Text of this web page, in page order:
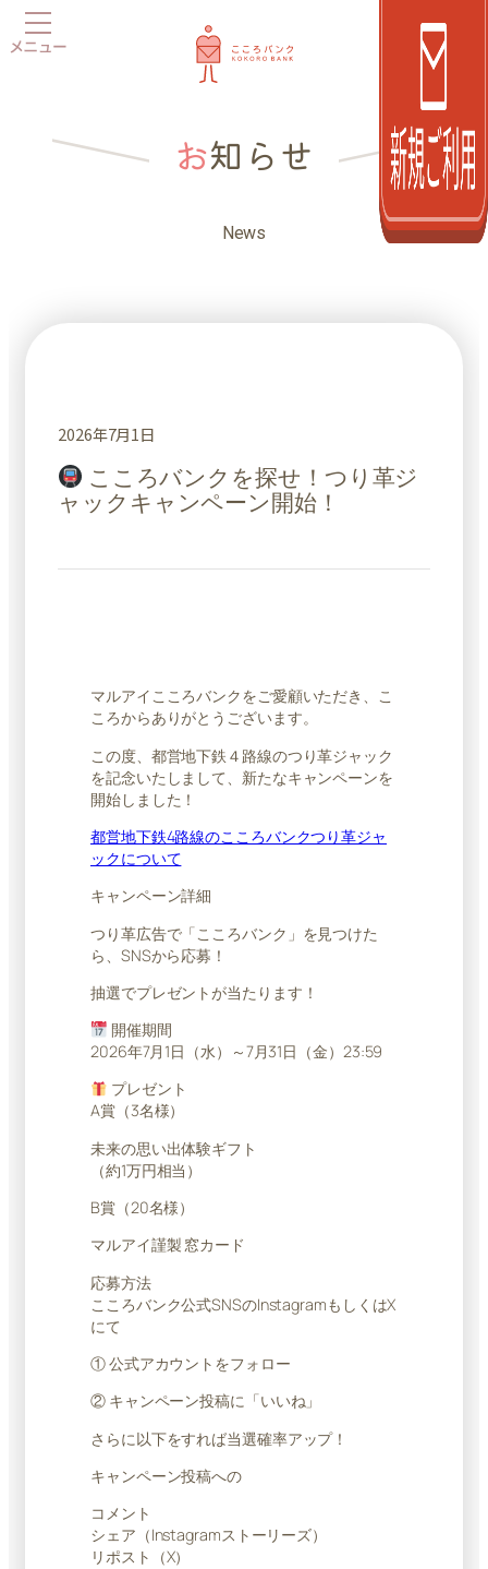
内
容
お知らせ
News
2026年7月1日
こころバンクを探せ！つり革ジ
ャックキャンペーン開始！
マルアイこころバンクをご愛顧いただき、こ
ころからありがとうございます。
この度、都営地下鉄４路線のつり革ジャック
を記念いたしまして、新たなキャンペーンを
開始しました！
都営地下鉄4路線のこころバンクつり革ジャ
ックについて
キャンペーン詳細
つり革広告で「こころバンク」を見つけた
ら、SNSから応募！
抽選でプレゼントが当たります！
開催期間
2026年7月1日（水）～7月31日（金）23:59
プレゼント
A賞（3名様）
未来の思い出体験ギフト
（約1万円相当）
B賞（20名様）
マルアイ謹製 窓カード
応募方法
こころバンク公式SNSのInstagramもしくはX
にて
① 公式アカウントをフォロー
② キャンペーン投稿に「いいね」
さらに以下をすれば当選確率アップ！
キャンペーン投稿への
コメント
シェア（Instagramストーリーズ）
リポスト（X）